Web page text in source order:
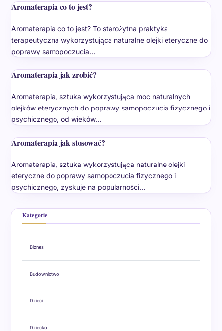
Aromaterapia co to jest?
Aromaterapia co to jest? To starożytna praktyka
terapeutyczna wykorzystująca naturalne olejki eteryczne do
poprawy samopoczucia…
Aromaterapia jak zrobić?
Aromaterapia, sztuka wykorzystująca moc naturalnych
olejków eterycznych do poprawy samopoczucia fizycznego i
psychicznego, od wieków…
Aromaterapia jak stosować?
Aromaterapia, sztuka wykorzystująca naturalne olejki
eteryczne do poprawy samopoczucia fizycznego i
psychicznego, zyskuje na popularności…
Kategorie
Biznes
Budownictwo
Dzieci
Dziecko